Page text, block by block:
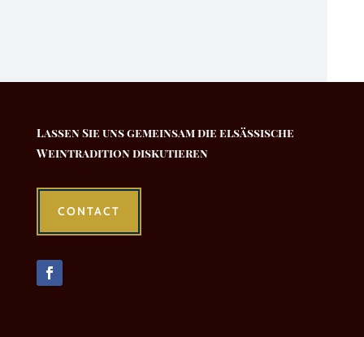
Lassen Sie uns gemeinsam die elsässische
Weintradition diskutieren
CONTACT